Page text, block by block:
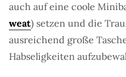
auch auf eine coole
weat) setzen und die
ausreichend große
Habseligkeiten